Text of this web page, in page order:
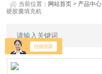
当前位置： 网站首页 > 产品中心
硬胶囊填充机